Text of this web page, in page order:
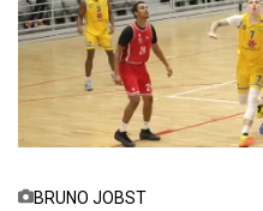
BRUNO JOBST